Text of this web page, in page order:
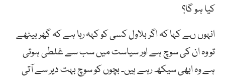
کیا ہو گا؟
انہوں ںے کہا کہ اگر بلاول کسی کو کہہ رہا ہے کہ گھر بیٹھے
تو وہ ان کی سوچ ہے اور سیاست میں سب سے غلطی ہوتی
ہے وہ ابھی سیکھ رہے ہیں۔ بچوں کو سوچ بہت دیر سے آتی